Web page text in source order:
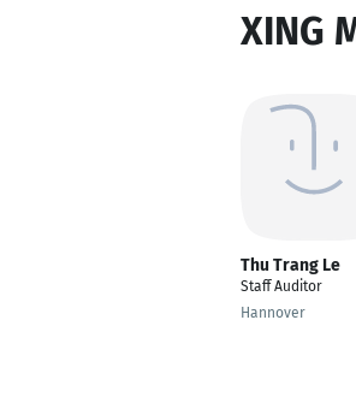
XING
Thu Trang Le
Staff Auditor
Hannover